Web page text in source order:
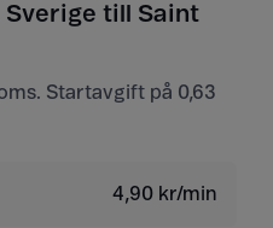
till Saint
Startavgift på 0,63
4,90 kr/min